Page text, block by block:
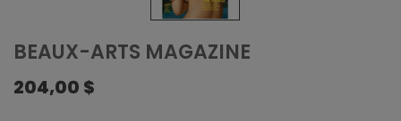
BEAUX-ARTS MAGAZINE
204,00 $